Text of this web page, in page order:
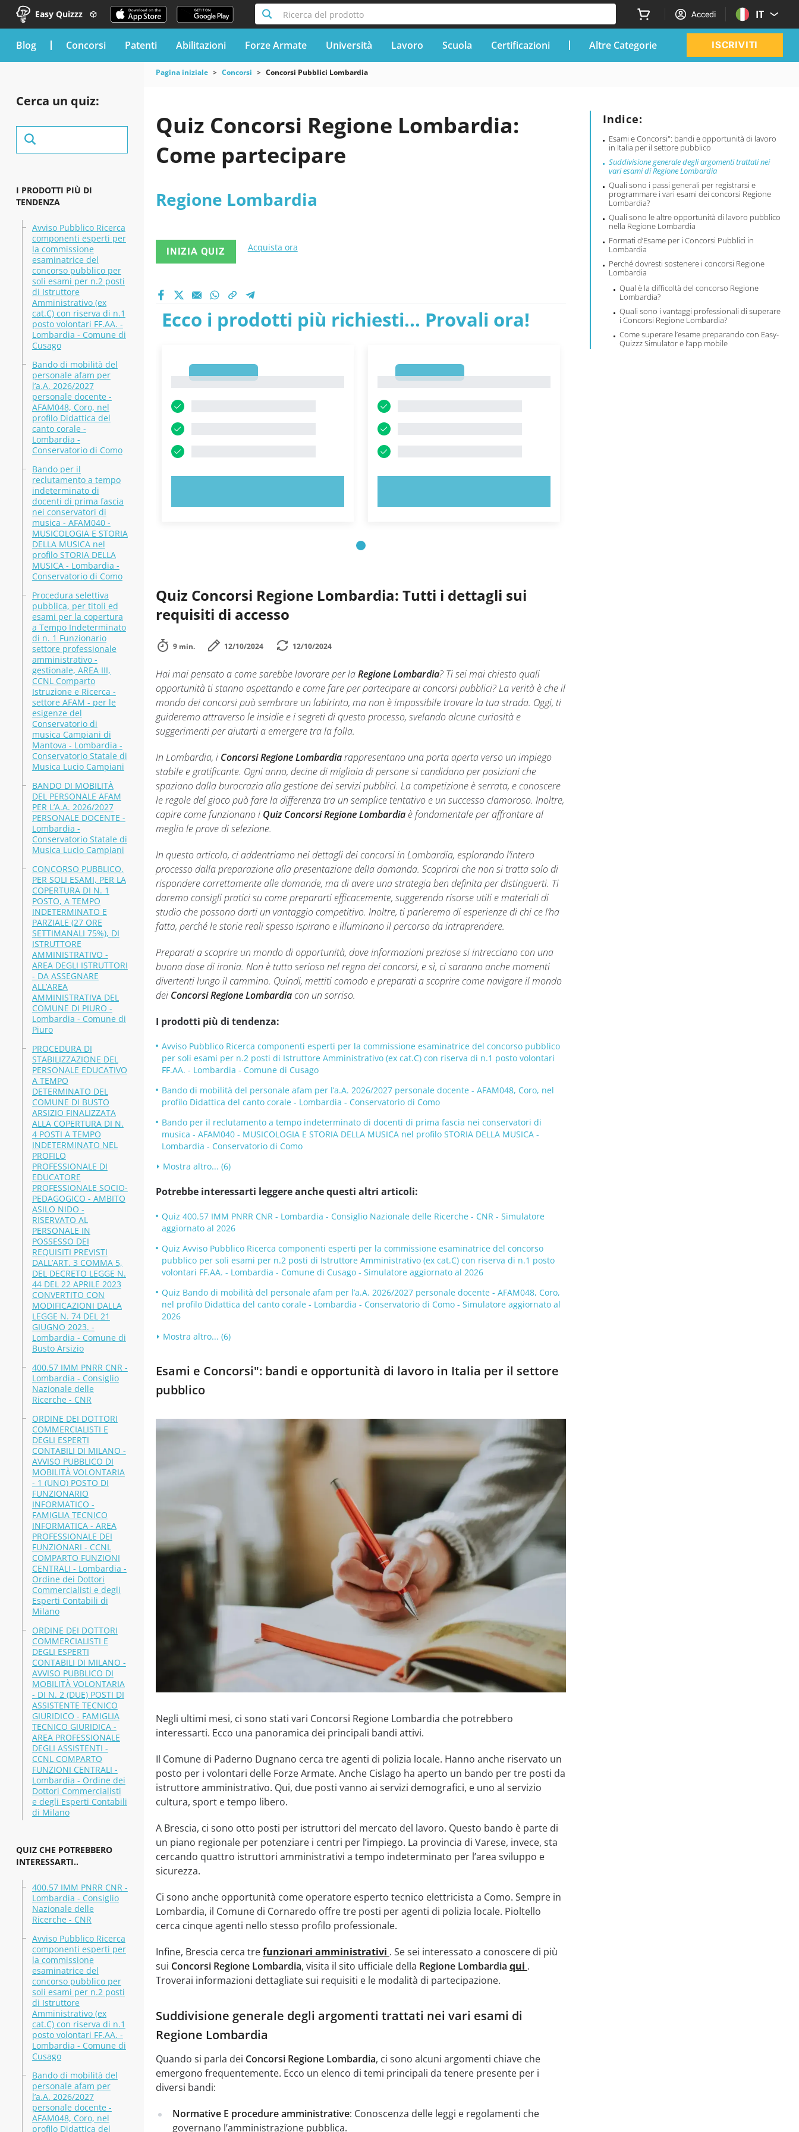
Easy Quizzz Ricerca del prodotto Accedi IT
blog Concorsi Patenti Abilitazioni Forze Armate Università Lavoro Scuola Certificazioni Altre Categorie ISCRIVITI
Cerca un quiz:
I PRODOTTI PIÙ DI
TENDENZA
Avviso Pubblico Ricerca
componenti esperti per
la commissione
esaminatrice del
concorso pubblico per
soli esami per n.2 posti
di Istruttore
Amministrativo (ex
cat.C) con riserva di n.1
posto volontari FF.AA. -
Lombardia - Comune di
Cusago
Bando di mobilità del
personale afam per
l’a.A. 2026/2027
personale docente -
AFAM048, Coro, nel
profilo Didattica del
canto corale -
Lombardia -
Conservatorio di Como
Bando per il
reclutamento a tempo
indeterminato di
docenti di prima fascia
nei conservatori di
musica - AFAM040 -
MUSICOLOGIA E STORIA
DELLA MUSICA nel
profilo STORIA DELLA
MUSICA - Lombardia -
Conservatorio di Como
Procedura selettiva
pubblica, per titoli ed
esami per la copertura
a Tempo Indeterminato
di n. 1 Funzionario
settore professionale
amministrativo -
gestionale, AREA III,
CCNL Comparto
Istruzione e Ricerca -
settore AFAM - per le
esigenze del
Conservatorio di
musica Campiani di
Mantova - Lombardia -
Conservatorio Statale di
Musica Lucio Campiani
BANDO DI MOBILITÀ
DEL PERSONALE AFAM
PER L’A.A. 2026/2027
PERSONALE DOCENTE -
Lombardia -
Conservatorio Statale di
Musica Lucio Campiani
CONCORSO PUBBLICO,
PER SOLI ESAMI, PER LA
COPERTURA DI N. 1
POSTO, A TEMPO
INDETERMINATO E
PARZIALE (27 ORE
SETTIMANALI 75%), DI
ISTRUTTORE
AMMINISTRATIVO -
AREA DEGLI ISTRUTTORI
- DA ASSEGNARE
ALL’AREA
AMMINISTRATIVA DEL
COMUNE DI PIURO -
Lombardia - Comune di
Piuro
PROCEDURA DI
STABILIZZAZIONE DEL
PERSONALE EDUCATIVO
A TEMPO
DETERMINATO DEL
COMUNE DI BUSTO
ARSIZIO FINALIZZATA
ALLA COPERTURA DI N.
4 POSTI A TEMPO
INDETERMINATO NEL
PROFILO
PROFESSIONALE DI
EDUCATORE
PROFESSIONALE SOCIO-
PEDAGOGICO - AMBITO
ASILO NIDO -
RISERVATO AL
PERSONALE IN
POSSESSO DEI
REQUISITI PREVISTI
DALL’ART. 3 COMMA 5,
DEL DECRETO LEGGE N.
44 DEL 22 APRILE 2023
CONVERTITO CON
MODIFICAZIONI DALLA
LEGGE N. 74 DEL 21
GIUGNO 2023. -
Lombardia - Comune di
Busto Arsizio
400.57 IMM PNRR CNR -
Lombardia - Consiglio
Nazionale delle
Ricerche - CNR
ORDINE DEI DOTTORI
COMMERCIALISTI E
DEGLI ESPERTI
CONTABILI DI MILANO -
AVVISO PUBBLICO DI
MOBILITÀ VOLONTARIA
- 1 (UNO) POSTO DI
FUNZIONARIO
INFORMATICO -
FAMIGLIA TECNICO
INFORMATICA - AREA
PROFESSIONALE DEI
FUNZIONARI - CCNL
COMPARTO FUNZIONI
CENTRALI - Lombardia -
Ordine dei Dottori
Commercialisti e degli
Esperti Contabili di
Milano
ORDINE DEI DOTTORI
COMMERCIALISTI E
DEGLI ESPERTI
CONTABILI DI MILANO -
AVVISO PUBBLICO DI
MOBILITÀ VOLONTARIA
- DI N. 2 (DUE) POSTI DI
ASSISTENTE TECNICO
GIURIDICO - FAMIGLIA
TECNICO GIURIDICA -
AREA PROFESSIONALE
DEGLI ASSISTENTI -
CCNL COMPARTO
FUNZIONI CENTRALI -
Lombardia - Ordine dei
Dottori Commercialisti
e degli Esperti Contabili
di Milano
QUIZ CHE POTREBBERO
INTERESSARTI..
400.57 IMM PNRR CNR -
Lombardia - Consiglio
Nazionale delle
Ricerche - CNR
Avviso Pubblico Ricerca
componenti esperti per
la commissione
esaminatrice del
concorso pubblico per
soli esami per n.2 posti
di Istruttore
Amministrativo (ex
cat.C) con riserva di n.1
posto volontari FF.AA. -
Lombardia - Comune di
Cusago
Bando di mobilità del
personale afam per
l’a.A. 2026/2027
personale docente -
AFAM048, Coro, nel
profilo Didattica del
Pagina iniziale Concorsi Concorsi Pubblici Lombardia
Indice:
Esami e Concorsi": bandi e opportunità di lavoro
in Italia per il settore pubblico
Suddivisione generale degli argomenti trattati nei
vari esami di Regione Lombardia
Quali sono i passi generali per registrarsi e
programmare i vari esami dei concorsi Regione
Lombardia?
Quali sono le altre opportunità di lavoro pubblico
nella Regione Lombardia
Formati d’Esame per i Concorsi Pubblici in
Lombardia
Perché dovresti sostenere i concorsi Regione
Lombardia
Qual è la difficoltà del concorso Regione
Lombardia?
Quali sono i vantaggi professionali di superare
i Concorsi Regione Lombardia?
Come superare l’esame preparando con Easy-
Quizzz Simulator e l’app mobile
Quiz Concorsi Regione Lombardia:
Come partecipare
Regione Lombardia
INIZIA QUIZ Acquista ora
Ecco i prodotti più richiesti... Provali ora!
Quiz Concorsi Regione Lombardia: Tutti i dettagli sui
requisiti di accesso
9 min. 12/10/2024 12/10/2024
Hai mai pensato a come sarebbe lavorare per laRegione Lombardia? Ti sei mai chiesto quali
opportunità ti stanno aspettando e come fare per partecipare ai concorsi pubblici? La verità è che il
mondo dei concorsi può sembrare un labirinto, ma non è impossibile trovare la tua strada. Oggi, ti
guideremo attraverso le insidie e i segreti di questo processo, svelando alcune curiosità e
suggerimenti per aiutarti a emergere tra la folla.
In Lombardia, i Concorsi Regione Lombardiarappresentano una porta aperta verso un impiego
stabile e gratificante. Ogni anno, decine di migliaia di persone si candidano per posizioni che
spaziano dalla burocrazia alla gestione dei servizi pubblici. La competizione è serrata, e conoscere
le regole del gioco può fare la differenza tra un semplice tentativo e un successo clamoroso. Inoltre,
capire come funzionano i Quiz Concorsi Regione Lombardiaè fondamentale per affrontare al
meglio le prove di selezione.
In questo articolo, ci addentriamo nei dettagli dei concorsi in Lombardia, esplorando l’intero
processo dalla preparazione alla presentazione della domanda. Scoprirai che non si tratta solo di
rispondere correttamente alle domande, ma di avere una strategia ben definita per distinguerti. Ti
daremo consigli pratici su come prepararti efficacemente, suggerendo risorse utili e materiali di
studio che possono darti un vantaggio competitivo. Inoltre, ti parleremo di esperienze di chi ce l’ha
fatta, perché le storie reali spesso ispirano e illuminano il percorso da intraprendere.
Preparati a scoprire un mondo di opportunità, dove informazioni preziose si intrecciano con una
buona dose di ironia. Non è tutto serioso nel regno dei concorsi, e sì, ci saranno anche momenti
divertenti lungo il cammino. Quindi, mettiti comodo e preparati a scoprire come navigare il mondo
dei Concorsi Regione Lombardiacon un sorriso.
I prodotti più di tendenza:
Avviso Pubblico Ricerca componenti esperti per la commissione esaminatrice del concorso pubblico
per soli esami per n.2 posti di Istruttore Amministrativo (ex cat.C) con riserva di n.1 posto volontari
FF.AA. - Lombardia - Comune di Cusago
Bando di mobilità del personale afam per l’a.A. 2026/2027 personale docente - AFAM048, Coro, nel
profilo Didattica del canto corale - Lombardia - Conservatorio di Como
Bando per il reclutamento a tempo indeterminato di docenti di prima fascia nei conservatori di
musica - AFAM040 - MUSICOLOGIA E STORIA DELLA MUSICA nel profilo STORIA DELLA MUSICA -
Lombardia - Conservatorio di Como
Mostra altro... (6)
Potrebbe interessarti leggere anche questi altri articoli:
Quiz 400.57 IMM PNRR CNR - Lombardia - Consiglio Nazionale delle Ricerche - CNR - Simulatore
aggiornato al 2026
Quiz Avviso Pubblico Ricerca componenti esperti per la commissione esaminatrice del concorso
pubblico per soli esami per n.2 posti di Istruttore Amministrativo (ex cat.C) con riserva di n.1 posto
volontari FF.AA. - Lombardia - Comune di Cusago - Simulatore aggiornato al 2026
Quiz Bando di mobilità del personale afam per l’a.A. 2026/2027 personale docente - AFAM048, Coro,
nel profilo Didattica del canto corale - Lombardia - Conservatorio di Como - Simulatore aggiornato al
2026
Mostra altro... (6)
Esami e Concorsi": bandi e opportunità di lavoro in Italia per il settore
pubblico
Negli ultimi mesi, ci sono stati vari Concorsi Regione Lombardia che potrebbero
interessarti. Ecco una panoramica dei principali bandi attivi.
Il Comune di Paderno Dugnano cerca tre agenti di polizia locale. Hanno anche riservato un
posto per i volontari delle Forze Armate. Anche Cislago ha aperto un bando per tre posti da
istruttore amministrativo. Qui, due posti vanno ai servizi demografici, e uno al servizio
cultura, sport e tempo libero.
A Brescia, ci sono otto posti per istruttori del mercato del lavoro. Questo bando è parte di
un piano regionale per potenziare i centri per l’impiego. La provincia di Varese, invece, sta
cercando quattro istruttori amministrativi a tempo indeterminato per l’area sviluppo e
sicurezza.
Ci sono anche opportunità come operatore esperto tecnico elettricista a Como. Sempre in
Lombardia, il Comune di Cornaredo offre tre posti per agenti di polizia locale. Pioltello
cerca cinque agenti nello stesso profilo professionale.
Infine, Brescia cerca trefunzionari amministrativi . Se sei interessato a conoscere di più
sui Concorsi Regione Lombardia, visita il sito ufficiale della Regione Lombardia qui .
Troverai informazioni dettagliate sui requisiti e le modalità di partecipazione.
Suddivisione generale degli argomenti trattati nei vari esami di
Regione Lombardia
Quando si parla dei Concorsi Regione Lombardia, ci sono alcuni argomenti chiave che
emergono frequentemente. Ecco un elenco di temi principali da tenere presente per i
diversi bandi:
Normative E procedure amministrative: Conoscenza delle leggi e regolamenti che
governano l’amministrazione pubblica.